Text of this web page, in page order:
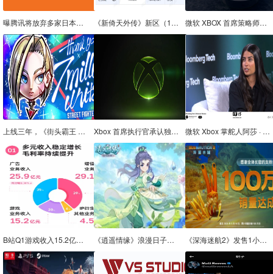
曝腾讯将放弃多家日本游戏工作室投资！真不如国产赚钱？ 《新倚天外传》新区（10区）征名结果公布 微软 XBOX 首席策略师马修 · 鲍尔：玩家仍可期待持续推出的独占作品
上线三年，《街头霸王 6》销量突破 700 万份 Xbox 首席执行官承认独占游戏对构建平台至关重要，目前相关决策仍在制定中 微软 Xbox 掌舵人阿莎 · 夏尔马表态：我们必须有独占游戏
B站Q1游戏收入15.2亿，多款新游年内上线计划曝光 《逍遥情缘》浪漫日子如何与伴侣约会？我来给你支几招 《深海迷航2》发售1小时销量破百万 Steam峰值46万